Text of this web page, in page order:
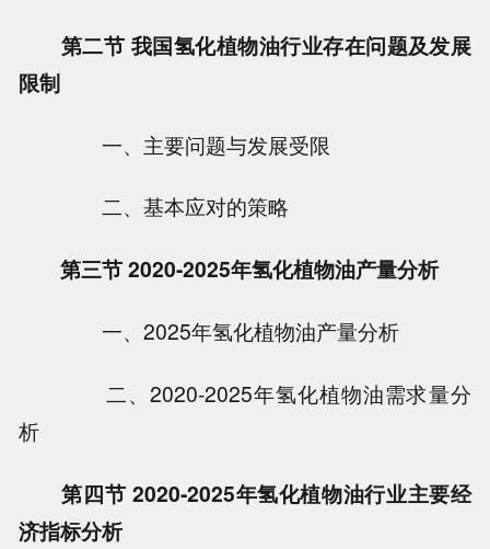
第二节 我国氢化植物油行业存在问题及发展
限制
一、主要问题与发展受限
二、基本应对的策略
第三节 2020-2025年氢化植物油产量分析
一、2025年氢化植物油产量分析
二、2020-2025年氢化植物油需求量分
析
第四节 2020-2025年氢化植物油行业主要经
济指标分析